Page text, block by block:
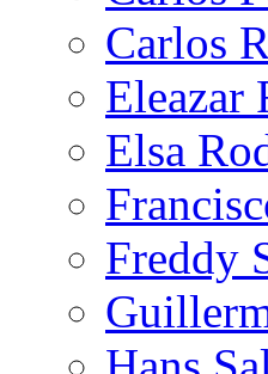
Carlos
Eleazar
Elsa
Freddy